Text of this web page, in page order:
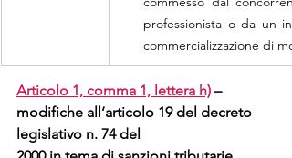
professionista o da un
commercializzazione di
Articolo 1, comma 1, lettera h) –
modifiche all’articolo 19 del decreto
legislativo n. 74 del